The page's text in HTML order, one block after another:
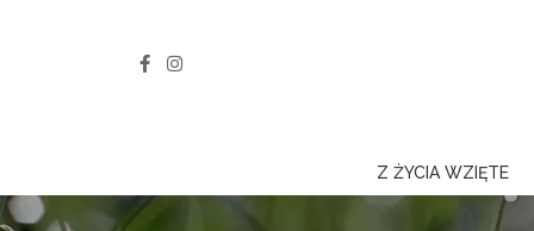
Z ŻYCIA WZIĘTE